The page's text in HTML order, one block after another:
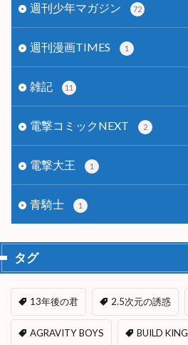
週刊少年マガジン 72
週刊漫画TIMES 1
雑記 11
電撃コミックNEXT 2
電撃大王 1
青騎士 1
タグ
13年後の君 2.5次元の誘惑
AGRAVITY BOYS BUILD KING